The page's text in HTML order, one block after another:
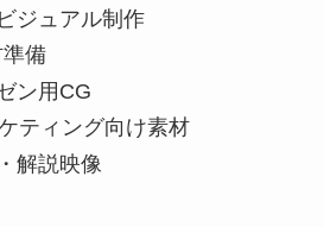
ジュアル制作
備
ン用CG
ティング向け素材
解説映像